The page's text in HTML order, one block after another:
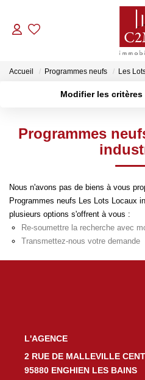
BIENS
Accueil Programmes neufs Les
Modifier les critères
Surface min
Programmes
Nous n'avons pas de biens à vous
Programmes neufs Les Lots Locaux
plusieurs options s'offrent à vous :
Re-soumettre la recherche avec
Transmettez-nous votre demande
L'AGENCE
2 RUE DE MALLEVILLE
95880 ENGHIEN LES BAINS